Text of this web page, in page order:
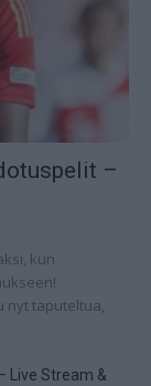
–
kun
nyt taputeltua,
Live Stream &